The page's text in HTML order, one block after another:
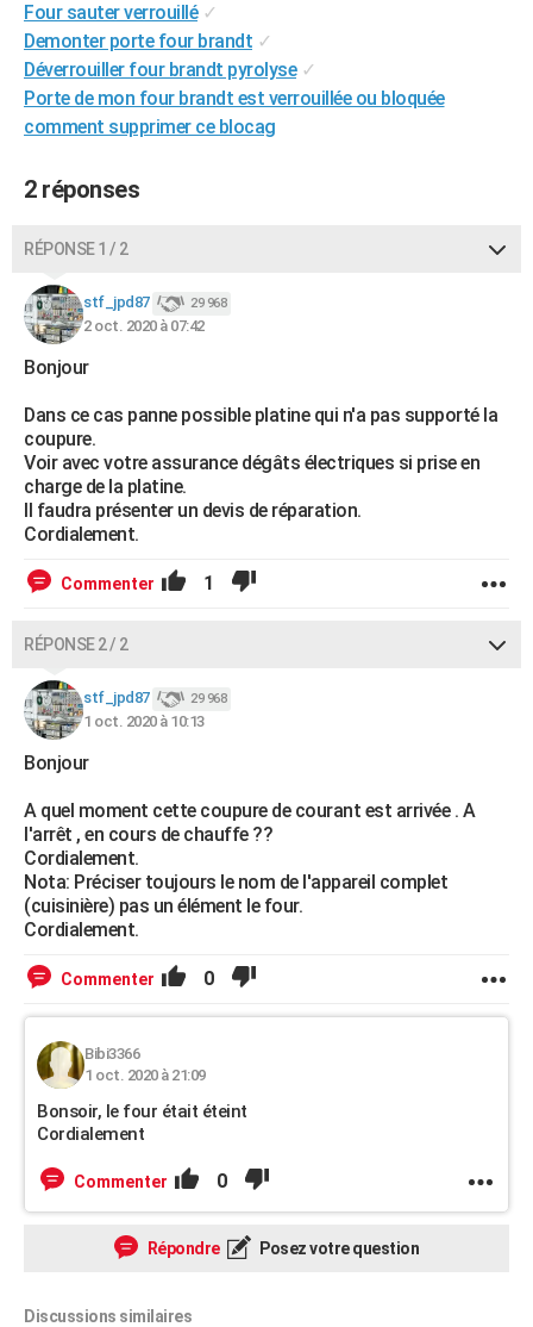
GUIDES D'ACHAT
BONS PLANS
CARTE DE VOEUX
Dictionnaire
Biographies
Citations
Expressions
Proverbes
PROGRAMME TV
COPAINS D'AVANT
S'inscrire
Se connecter
Lycées
Collèges
Primaires
Universités
Entreprises
Service militaire
Avis de recherche
AVIS DE DÉCÈS
FORUM
Four sauter verrouillé ✓
Demonter porte four brandt ✓
Déverrouiller four brandt pyrolyse ✓
Porte de mon four brandt est verrouillée ou bloquée
comment supprimer ce blocag
2 réponses
RÉPONSE 1 / 2
stf_jpd87 29 968
2 oct. 2020 à 07:42
Bonjour
Dans ce cas panne possible platine qui n'a pas supporté la
coupure.
Voir avec votre assurance dégâts électriques si prise en
charge de la platine.
Il faudra présenter un devis de réparation.
Cordialement.
Commenter 1
RÉPONSE 2 / 2
stf_jpd87 29 968
1 oct. 2020 à 10:13
Bonjour
A quel moment cette coupure de courant est arrivée . A
l'arrêt , en cours de chauffe ??
Cordialement.
Nota: Préciser toujours le nom de l'appareil complet
(cuisinière) pas un élément le four.
Cordialement.
Commenter 0
Bibi3366
1 oct. 2020 à 21:09
Bonsoir, le four était éteint
Cordialement
Commenter 0
Répondre Posez votre question
Discussions similaires